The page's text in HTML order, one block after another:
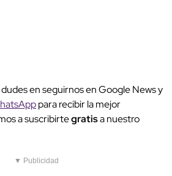
dudes en seguirnos en Google News y
para recibir la mejor
a suscribirtegratisa nuestro
▼ Publicidad